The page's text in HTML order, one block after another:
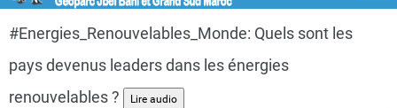
Close
#Energies_Renouvelables_Monde: Quels sont les
pays devenus leaders dans les énergies
renouvelables ?